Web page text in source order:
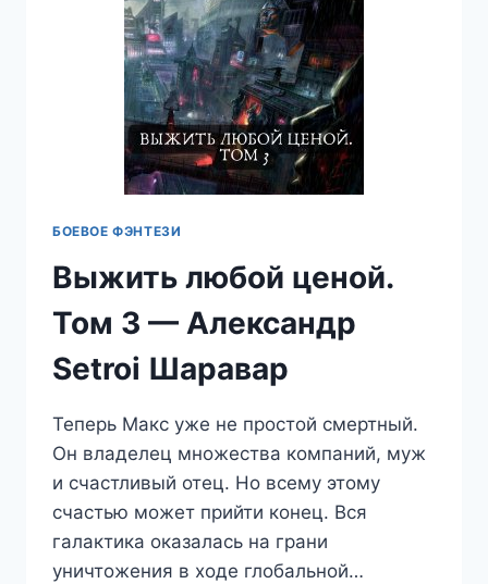
БОЕВОЕ ФЭНТЕЗИ
Выжить любой ценой.
Том 3 — Александр
Setroi Шаравар
Теперь Макс уже не простой смертный.
Он владелец множества компаний, муж
и счастливый отец. Но всему этому
счастью может прийти конец. Вся
галактика оказалась на грани
уничтожения в ходе глобальной…